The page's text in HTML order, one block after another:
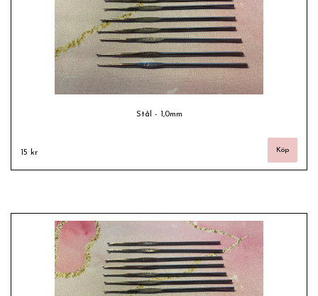
Stål - 1,0mm
15 kr